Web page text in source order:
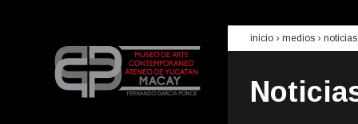
inicio › medios › noticias